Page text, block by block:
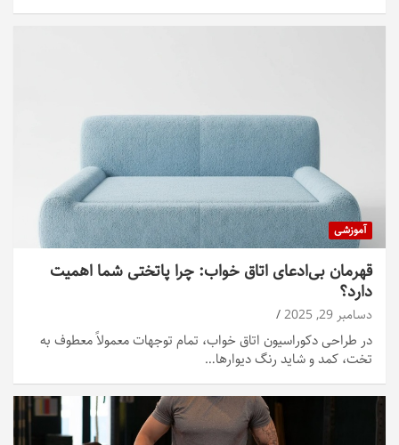
آموزشی
قهرمان بی‌ادعای اتاق خواب: چرا پاتختی شما اهمیت
دارد؟
دسامبر 29, 2025
در طراحی دکوراسیون اتاق خواب، تمام توجهات معمولاً معطوف به
تخت، کمد و شاید رنگ دیوارها…